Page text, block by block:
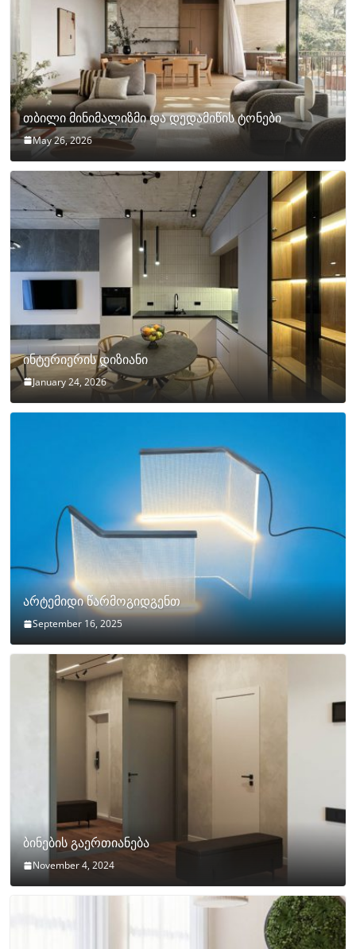
თბილი მინიმალიზმი და დედამიწის ტონები
May 26, 2026
ინტერიერის დიზიანი
January 24, 2026
არტემიდი წარმოგიდგენთ
September 16, 2025
ბინების გაერთიანება
November 4, 2024